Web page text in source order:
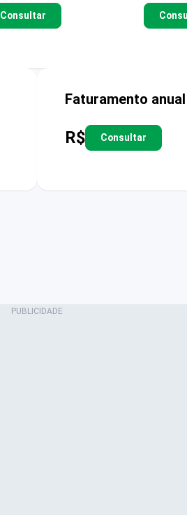
Consultar
Faturamento anual
R$ Consultar